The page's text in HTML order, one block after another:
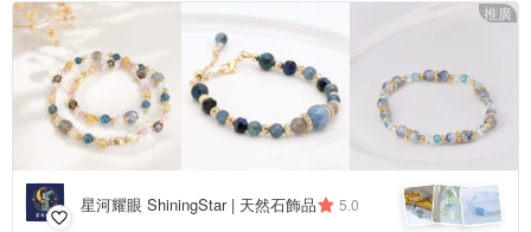
推廣
星河耀眼 ShiningStar | 天然石飾品 5.0